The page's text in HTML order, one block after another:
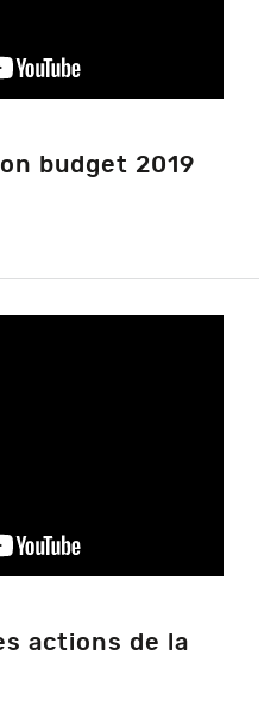
budget 2019
actions de la